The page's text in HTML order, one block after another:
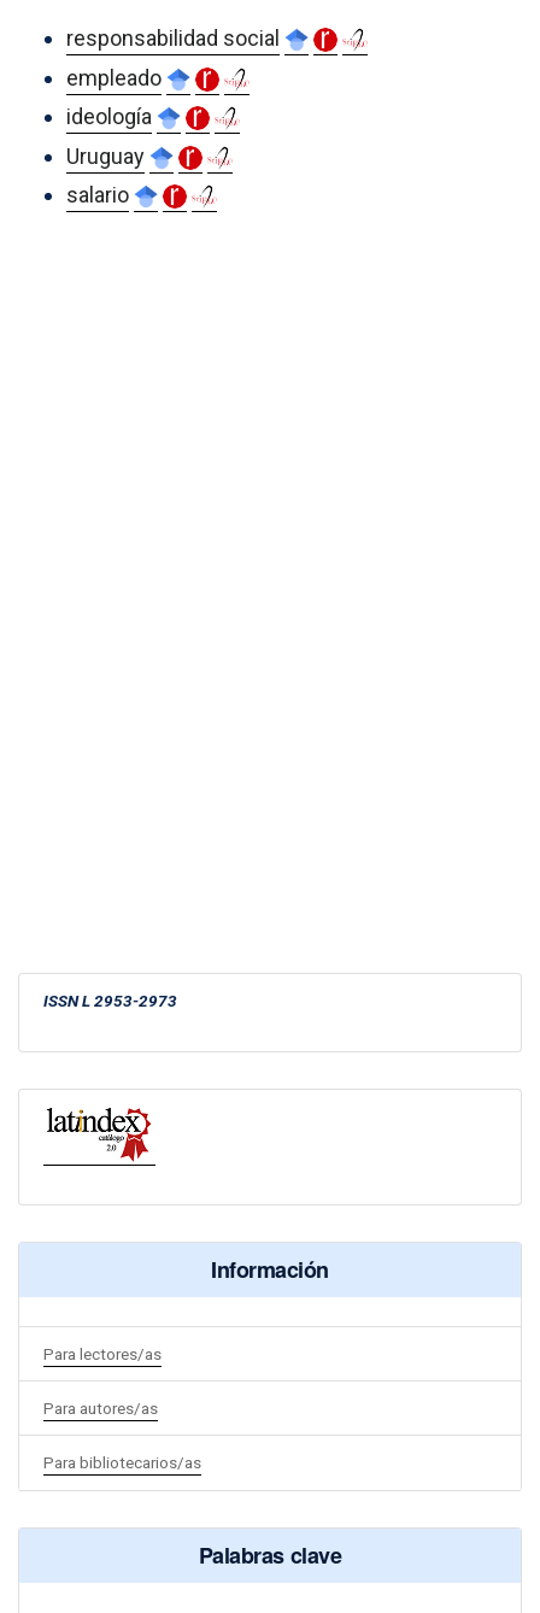
responsabilidad social
empleado
ideología
Uruguay
salario
ISSNL 2953-2973
Información
Para lectores/as
Para autores/as
Para bibliotecarios/as
Palabras clave